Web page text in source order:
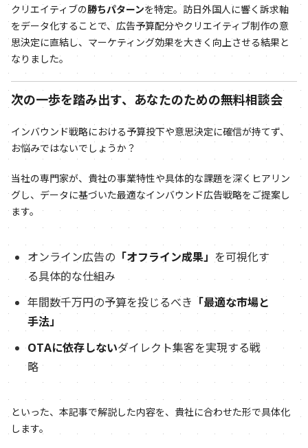
クリエイティブの勝ちパターンを特定。訪日外国人に響く訴求軸
をデータ化することで、広告予算配分やクリエイティブ制作の意
思決定に直結し、マーケティング効果を大きく向上させる結果と
なりました。
次の一歩を踏み出す、あなたのための無料相談会
インバウンド戦略における予算投下や意思決定に確信が持てず、
お悩みではないでしょうか？
当社の専門家が、貴社の事業特性や具体的な課題を深くヒアリン
グし、データに基づいた最適なインバウンド広告戦略をご提案し
ます。
オンライン広告の 「オフライン成果」 を可視化す
る具体的な仕組み
年間数千万円の予算を投じるべき 「最適な市場と
手法」
OTAに依存しないダイレクト集客を実現する戦
略
といった、本記事で解説した内容を、貴社に合わせた形で具体化
します。